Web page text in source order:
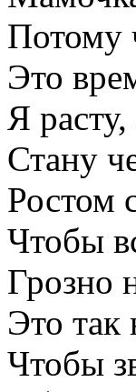
Потому
Это
Я
Стану
Ростом
Чтобы
Грозно
Это так
Чтобы